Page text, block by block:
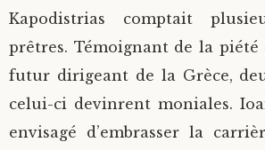
Kapodistrias comptait
prêtres. Témoignant de la
futur dirigeant de la Grèce,
celui-ci devinrent moniales.
envisagé d’embrasser la